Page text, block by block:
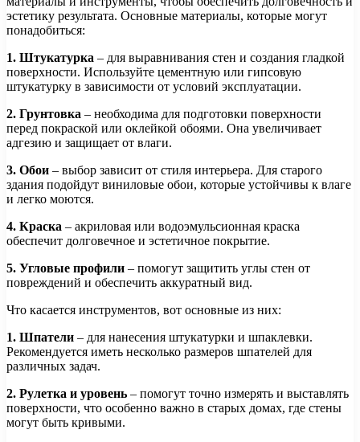
эстетику результата. Основные материалы, которые могут
понадобиться:
1. Штукатурка – для выравнивания стен и создания гладкой
поверхности. Используйте цементную или гипсовую
штукатурку в зависимости от условий эксплуатации.
2. Грунтовка – необходима для подготовки поверхности
перед покраской или оклейкой обоями. Она увеличивает
адгезию и защищает от влаги.
3. Обои – выбор зависит от стиля интерьера. Для старого
здания подойдут виниловые обои, которые устойчивы к влаге
и легко моются.
4. Краска – акриловая или водоэмульсионная краска
обеспечит долговечное и эстетичное покрытие.
5. Угловые профили – помогут защитить углы стен от
повреждений и обеспечить аккуратный вид.
Что касается инструментов, вот основные из них:
1. Шпатели – для нанесения штукатурки и шпаклевки.
Рекомендуется иметь несколько размеров шпателей для
различных задач.
2. Рулетка и уровень – помогут точно измерять и выставлять
поверхности, что особенно важно в старых домах, где стены
могут быть кривыми.